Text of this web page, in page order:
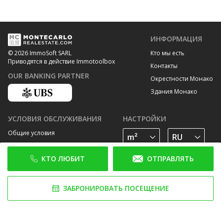
КТО ЛЮБИТ ОТПРАВЛЯТЬ
ЗАБРОНИРОВАТЬ ПОСЕЩЕНИЕ
© 2026 ImmoSoft SARL
Приводятся в действие Immotoolbox
OUR BANKING PARTNER
ИНФОРМАЦИЯ
Кто мы есть
Контакты
Окрестности Монако
Здания Монако
УСЛОВИЯ ОБСЛУЖИВАНИЯ
Общие условия
Политика конфиденциальности
Политика cookies
НАСТРОЙКИ
ПОДПИШИТЕСЬ НА НАС В